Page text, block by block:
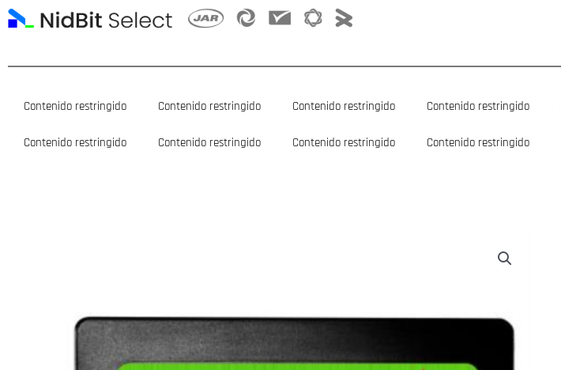
al
Contenido restringido Contenido restringido Contenido restringido Contenido restringido
Contenido restringido Contenido restringido Contenido restringido Contenido restringido